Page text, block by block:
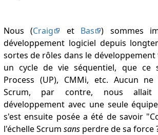
Nous (Craig et Bas
) sommes
développement logiciel depuis
sortes de rôles dans le
un cycle de vie séquentiel, que ce
Process (UP), CMMi, etc. Aucun
Scrum, par contre, nous
développement avec une seule
s'est ensuite posée a été de savoir
l'échelle Scrum sansperdre de sa force